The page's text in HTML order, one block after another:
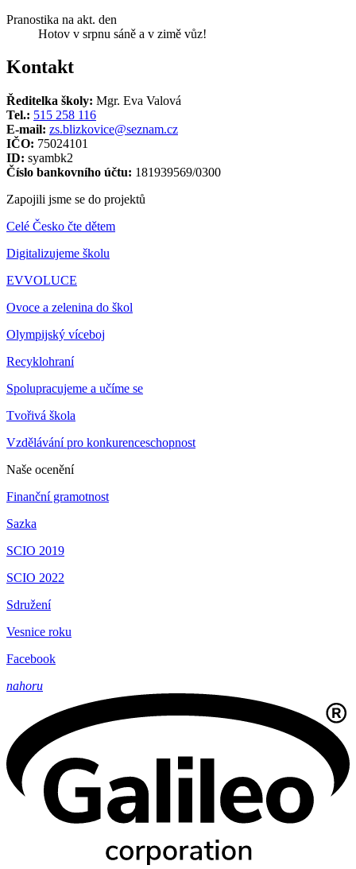
Pranostika na akt. den
Hotov v srpnu sáně a v zimě vůz!
Kontakt
Ředitelka školy: Mgr. Eva Valová
Tel.: 515 258 116
E-mail: zs.blizkovice@seznam.cz
IČO: 75024101
ID: syambk2
Číslo bankovního účtu: 181939569/0300
Zapojili jsme se do projektů
Celé Česko čte dětem
Digitalizujeme školu
EVVOLUCE
Ovoce a zelenina do škol
Olympijský víceboj
Recyklohraní
Spolupracujeme a učíme se
Tvořivá škola
Vzdělávání pro konkurenceschopnost
Naše ocenění
Finanční gramotnost
Sazka
SCIO 2019
SCIO 2022
Sdružení
Vesnice roku
Facebook
nahoru